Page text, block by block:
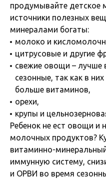
продумывайте детское
источники полезных
минералами богаты:
молоко и
цитрусовые и другие
свежие овощи – лучше
сезонные, так как в
больше витаминов,
орехи,
крупы и
Ребенок не ест овощи и
молочных продуктов?
витаминно-
иммунную систему,
и ОРВИ во время